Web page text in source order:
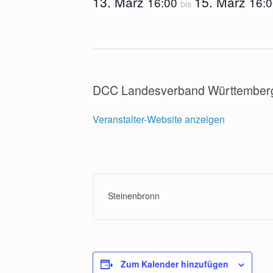
bis
DCC Landesverband
Veranstalter-Website anzeigen
Steinenbronn
Zum Kalender hinzufügen